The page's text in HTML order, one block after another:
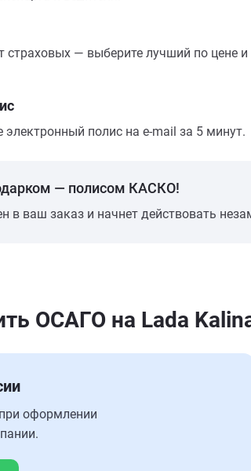
страховых — выберите лучший по цене и
электронный полис на e-mail за 5 минут.
— полисом КАСКО!
в ваш заказ и начнет действовать
ОСАГО на Lada
оформлении